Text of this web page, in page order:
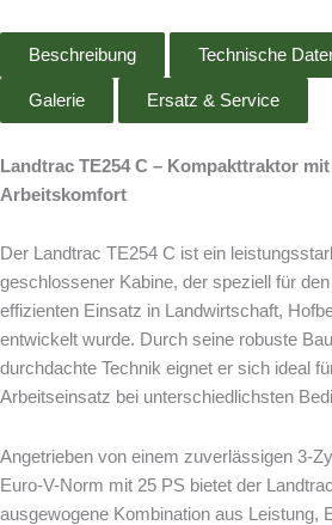
Beschreibung Technische
Galerie Ersatz & Service
Landtrac TE254 C – Kompakttraktor
Arbeitskomfort
Der Landtrac TE254 C ist ein
geschlossener Kabine, der speziell für
effizienten Einsatz in Landwirtschaft,
entwickelt wurde. Durch seine robuste
durchdachte Technik eignet er sich ideal
Arbeitseinsatz bei unterschiedlichsten
Angetrieben von einem zuverlässigen 3-
Euro-V-Norm mit 25 PS bietet der
ausgewogene Kombination aus Leistung,